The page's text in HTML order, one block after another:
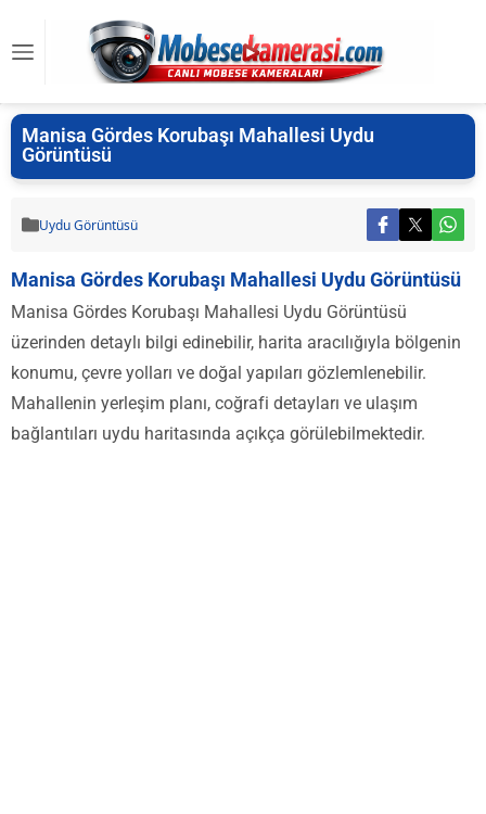
Manisa Gördes Korubaşı Mahallesi Uydu
Görüntüsü
Uydu Görüntüsü
Manisa Gördes Korubaşı Mahallesi Uydu Görüntüsü
Manisa Gördes Korubaşı Mahallesi Uydu Görüntüsü
üzerinden detaylı bilgi edinebilir, harita aracılığıyla bölgenin
konumu, çevre yolları ve doğal yapıları gözlemlenebilir.
Mahallenin yerleşim planı, coğrafi detayları ve ulaşım
bağlantıları uydu haritasında açıkça görülebilmektedir.